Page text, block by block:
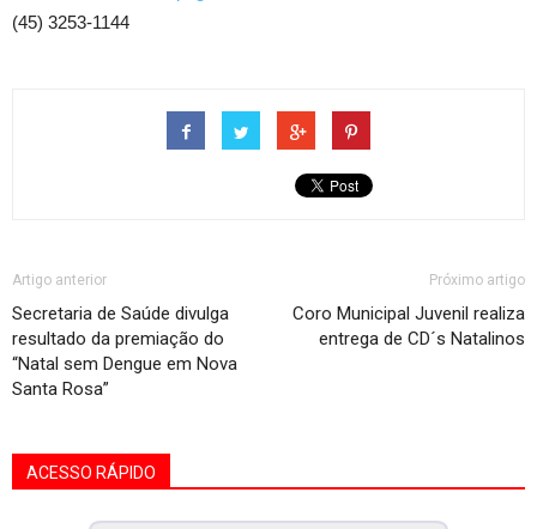
(45) 3253-1144
Artigo anterior
Secretaria de Saúde divulga
resultado da premiação do
“Natal sem Dengue em Nova
Santa Rosa”
Próximo artigo
Coro Municipal Juvenil realiza
entrega de CD´s Natalinos
ACESSO RÁPIDO